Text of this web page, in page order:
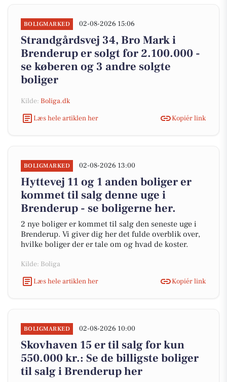
BOLIGMARKED 02-08-2026 15:06
Strandgårdsvej 34, Bro Mark i
Brenderup er solgt for 2.100.000 -
se køberen og 3 andre solgte
boliger
Kilde: Boliga.dk
Læs hele artiklen her
Kopiér link
BOLIGMARKED 02-08-2026 13:00
Hyttevej 11 og 1 anden boliger er
kommet til salg denne uge i
Brenderup - se boligerne her.
2 nye boliger er kommet til salg den seneste uge i
Brenderup. Vi giver dig her det fulde overblik over,
hvilke boliger der er tale om og hvad de koster.
Kilde: Boliga
Læs hele artiklen her
Kopiér link
BOLIGMARKED 02-08-2026 10:00
Skovhaven 15 er til salg for kun
550.000 kr.: Se de billigste boliger
til salg i Brenderup her